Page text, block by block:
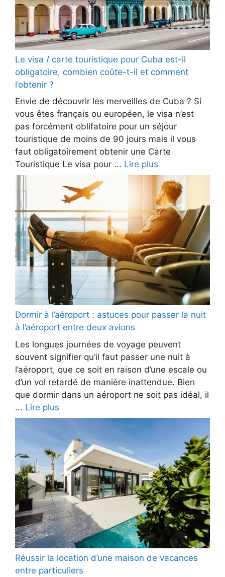
Le visa / carte touristique pour Cuba est-il
obligatoire, combien coûte-t-il et comment
l’obtenir ?
Envie de découvrir les merveilles de Cuba ? Si
vous êtes français ou européen, le visa n’est
pas forcément oblifatoire pour un séjour
touristique de moins de 90 jours mais il vous
faut obligatoirement obtenir une Carte
Touristique Le visa pour ... Lire plus
Dormir à l’aéroport : astuces pour passer la nuit
à l’aéroport entre deux avions
Les longues journées de voyage peuvent
souvent signifier qu’il faut passer une nuit à
l’aéroport, que ce soit en raison d’une escale ou
d’un vol retardé de manière inattendue. Bien
que dormir dans un aéroport ne soit pas idéal, il
... Lire plus
Réussir la location d’une maison de vacances
entre particuliers